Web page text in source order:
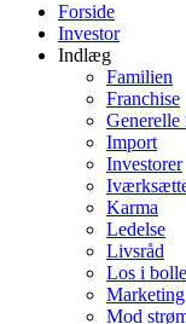
Forside
Investor
Indlæg
Familien
Franchise
Import
Investorer
Karma
Ledelse
Livsråd
Los i
Marketing
Mod